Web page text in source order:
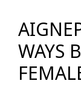
WAYS